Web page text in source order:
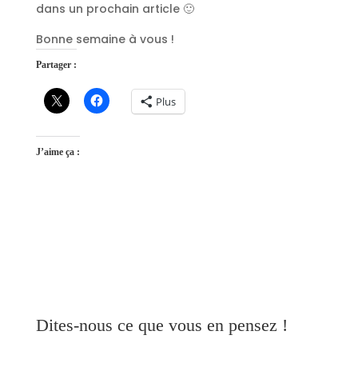
dans un prochain article 🙂
Bonne semaine à vous !
Partager :
Plus
J’aime ça :
Dites-nous ce que vous en pensez !